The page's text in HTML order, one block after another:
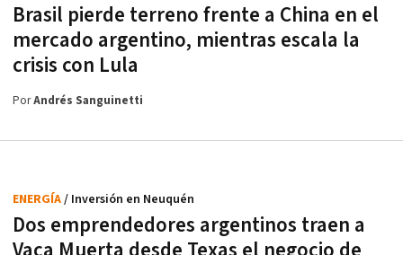
Brasil pierde terreno frente a China en el
mercado argentino, mientras escala la
crisis con Lula
PorAndrés Sanguinetti
Dos emprendedores argentinos traen a
ENERGÍA/ Inversión en Neuquén